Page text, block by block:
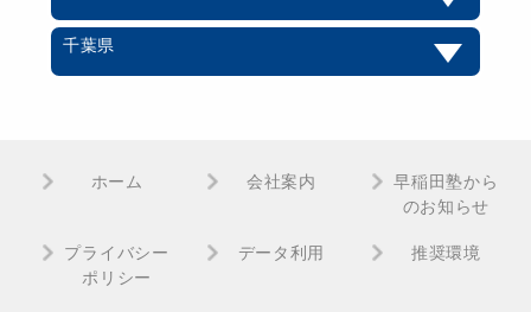
千葉県
ホーム 会社案内
早稲田塾から
のお知らせ
プライバシー
ポリシー
データ利用 推奨環境